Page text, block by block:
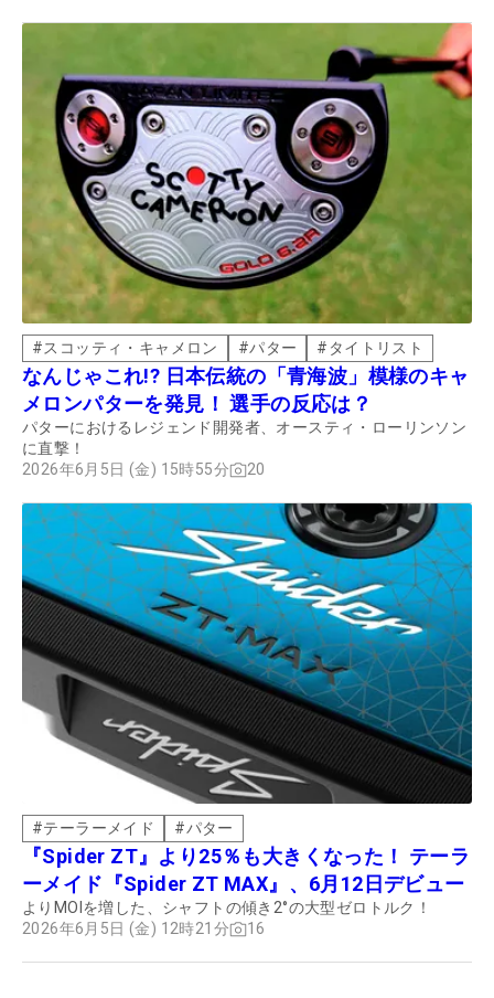
#スコッティ・キャメロン #パター # タイトリスト
なんじゃこれ!? 日本伝統の「青海波」模様のキャ
メロンパターを発見！ 選手の反応は？
パターにおけるレジェンド開発者、オースティ・ローリンソン
に直撃！
2026年6月5日 (金) 15時55分
20
#テーラーメイド #パター
『Spider ZT』より25％も大きくなった！ テーラ
ーメイド『Spider ZT MAX』、6月12日デビュー
よりMOIを増した、シャフトの傾き2°の大型ゼロトルク！
2026年6月5日 (金) 12時21分
16